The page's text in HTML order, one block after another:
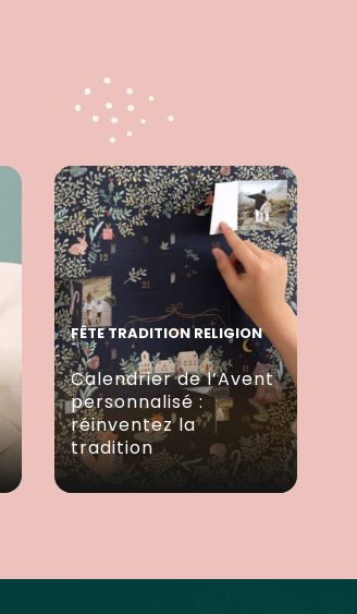
FÊTE TRADITION RELIGION
Calendrier de l’Avent
personnalisé :
réinventez la
tradition